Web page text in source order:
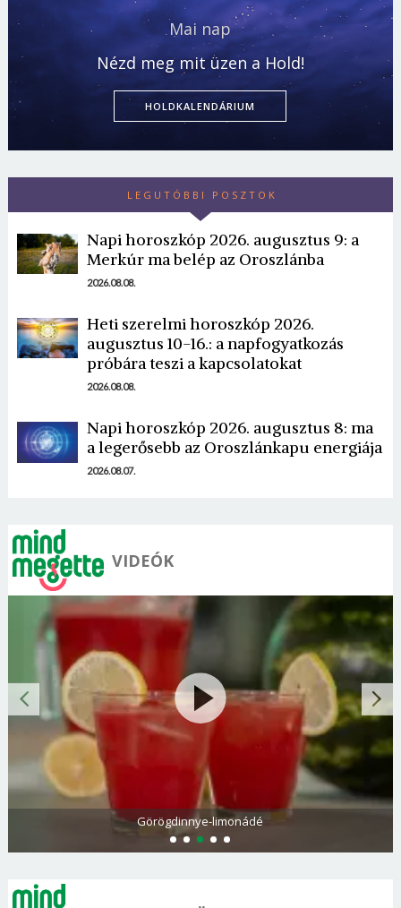
Mai nap
Nézd meg mit üzen a Hold!
HOLDKALENDÁRIUM
LEGUTÓBBI POSZTOK
Napi horoszkóp 2026. augusztus 9: a
Merkúr ma belép az Oroszlánba
2026.08.08.
Heti szerelmi horoszkóp 2026.
augusztus 10-16.: a napfogyatkozás
próbára teszi a kapcsolatokat
2026.08.08.
Napi horoszkóp 2026. augusztus 8: ma
a legerősebb az Oroszlánkapu energiája
2026.08.07.
VIDEÓK
Görögdinnye-limonádé
Borsonline bejelentkezés
E-mail cím vagy felhasználónév
Jelszó